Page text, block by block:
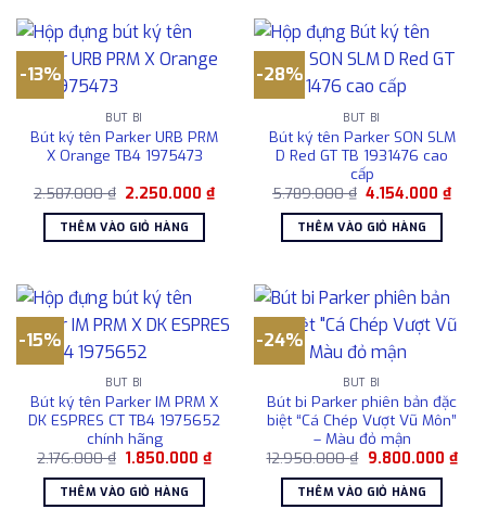
-13%
BÚT BI
Bút ký tên Parker URB PRM
X Orange TB4 1975473
2.587.000₫ Giá
là:
2.587.000 ₫.
2.250.000₫Giá
hiện
2.250.000 ₫.
THÊM VÀO GIỎ HÀNG
-28%
BÚT BI
Bút ký tên Parker SON SLM
D Red GT TB 1931476 cao
cấp
5.789.000₫ Giá
là:
5.789.000 ₫.
4.154.000₫Giá
hiện
THÊM VÀO GIỎ HÀNG
-15%
BÚT BI
Bút ký tên Parker IM PRM X
DK ESPRES CT TB4 1975652
chính hãng
2.176.000₫ Giá
là:
2.176.000 ₫.
1.850.000₫Giá
hiện
1.850.000 ₫.
THÊM VÀO GIỎ HÀNG
-24%
BÚT BI
Bút bi Parker phiên bản đặc
biệt “Cá Chép Vượt Vũ Môn”
– Màu đỏ mận
12.950.000₫ Giá
là:
12.950.000 ₫.
9.800.000 ₫Giá
hiện
THÊM VÀO GIỎ HÀNG